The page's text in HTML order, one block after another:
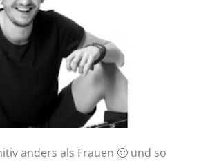
anders als Frauen 🙂 und so